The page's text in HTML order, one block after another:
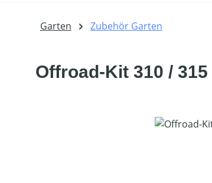
Garten Zubehör Garten
Offroad-Kit 310 / 315